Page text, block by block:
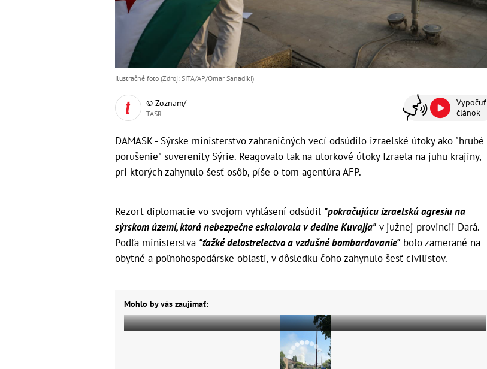
Ilustračné foto (Zdroj: SITA/AP/Omar Sanadiki)
© Zoznam/
TASR
Vypočuť
článok
DAMASK - Sýrske ministerstvo zahraničných vecí odsúdilo izraelské útoky ako "hrubé
porušenie" suverenity Sýrie. Reagovalo tak na utorkové útoky Izraela na juhu krajiny,
pri ktorých zahynulo šesť osôb, píše o tom agentúra AFP.
Rezort diplomacie vo svojom vyhlásení odsúdil "pokračujúcu izraelskú agresiu na
sýrskom území, ktorá nebezpečne eskalovala v dedine Kuvajja" v južnej provincii Dará.
Podľa ministerstva "ťažké delostrelectvo a vzdušné bombardovanie" bolo zamerané na
obytné a poľnohospodárske oblasti, v dôsledku čoho zahynulo šesť civilistov.
Mohlo by vás zaujímať: